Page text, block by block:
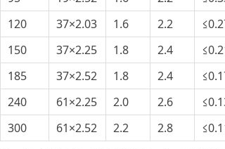
120
37×2.03 1.6 2.2
≤0.27
150
37×2.25 1.8 2.4
≤0.21
185
37×2.52 1.8 2.4
≤0.17
240
61×2.25 2.0 2.6
≤0.13
300
61×2.52 2.2 2.8
≤0.11